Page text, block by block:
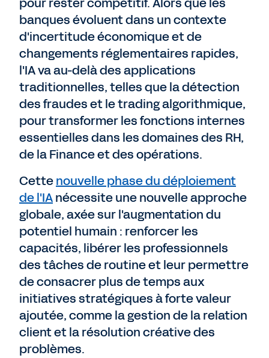
Nous contacter
banques évoluent dans un contexte
d'incertitude économique et de
changements réglementaires rapides,
l'IA va au-delà des applications
traditionnelles, telles que la détection
des fraudes et le trading algorithmique,
pour transformer les fonctions internes
essentielles dans les domaines des RH,
de la Finance et des opérations.
Cettenouvelle phase du déploiement
de l'IAnécessite une nouvelle approche
globale, axée sur l'augmentation du
potentiel humain : renforcer les
capacités, libérer les professionnels
des tâches de routine et leur permettre
de consacrer plus de temps aux
initiatives stratégiques à forte valeur
ajoutée, comme la gestion de la relation
client et la résolution créative des
problèmes.